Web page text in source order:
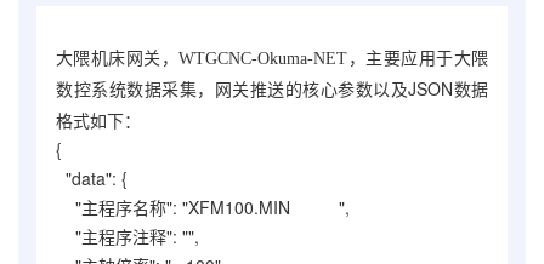
大隈机床网关，WTGCNC-Okuma-NET ，主要应用于大隈
数控系统数据采集，网关推送的核心参数以及JSON数据
格式如下：
{
"data": {
"主程序名称": "XFM100.MIN ",
"主程序注释": "",